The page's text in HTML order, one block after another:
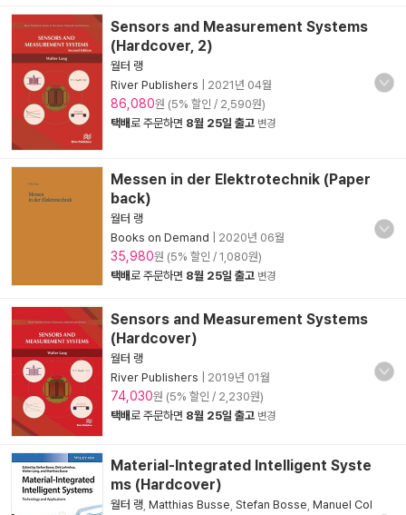
Sensors and Measurement Systems
(Hardcover, 2)
월터 랭
River Publishers
2021년 04월
86,080원 (5% 할인 / 2,590원)
택배로 주문하면 8월 25일 출고 변경
Messen in der Elektrotechnik (Paper
back)
월터 랭
Books on Demand
2020년 06월
35,980원 (5% 할인 / 1,080원)
택배로 주문하면 8월 25일 출고 변경
Sensors and Measurement Systems
(Hardcover)
월터 랭
River Publishers
2019년 01월
74,030원 (5% 할인 / 2,230원)
택배로 주문하면 8월 25일 출고 변경
Material-Integrated Intelligent Syste
ms (Hardcover)
월터 랭 Matthias Busse Stefan Bosse Manuel Col